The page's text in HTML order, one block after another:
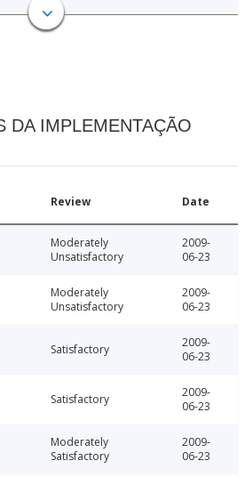
DA IMPLEMENTAÇÃO
Review Date
Moderately
Unsatisfactory
2009-
06-23
Moderately
Unsatisfactory
2009-
06-23
Satisfactory
2009-
06-23
Satisfactory
2009-
06-23
Moderately
Satisfactory
2009-
06-23